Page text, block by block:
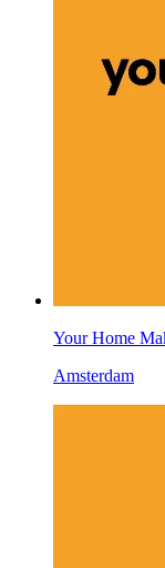
Your Home
Amsterdam